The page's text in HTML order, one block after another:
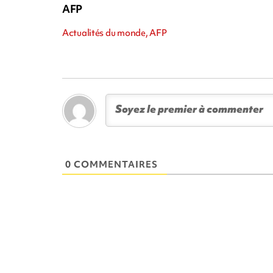
AFP
Actualités du monde, AFP
0 COMMENTAIRES